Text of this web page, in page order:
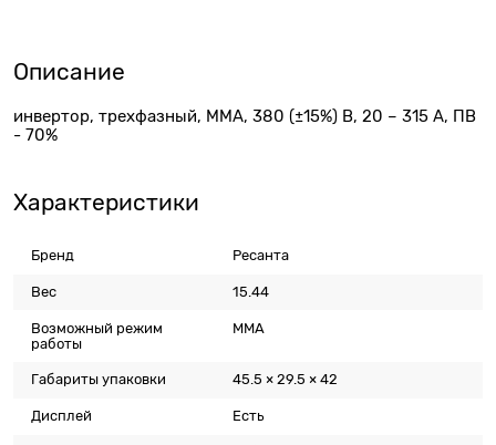
Описание
инвертор, трехфазный, MMA, 380 (±15%) В, 20 – 315 А, ПВ
- 70%
Характеристики
Бренд Ресанта
Вес 15.44
Возможный режим
работы
MMA
Габариты упаковки 45.5 × 29.5 × 42
Дисплей Есть